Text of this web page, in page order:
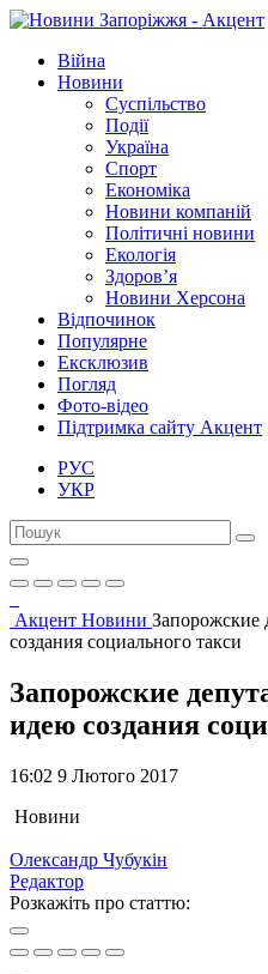
Війна
Новини
Суспільство
Події
Україна
Спорт
Економіка
Новини компаній
Політичні новини
Екологія
Здоров’я
Новини Херсона
Відпочинок
Популярне
Ексклюзив
Погляд
Фото-відео
Підтримка сайту Акцент
РУС
УКР
Акцент Новини Запорожские
создания социального такси
Запорожские
идею создания
16:02 9 Лютого 2017
Новини
Олександр Чубукін
Редактор
Розкажіть про статтю: